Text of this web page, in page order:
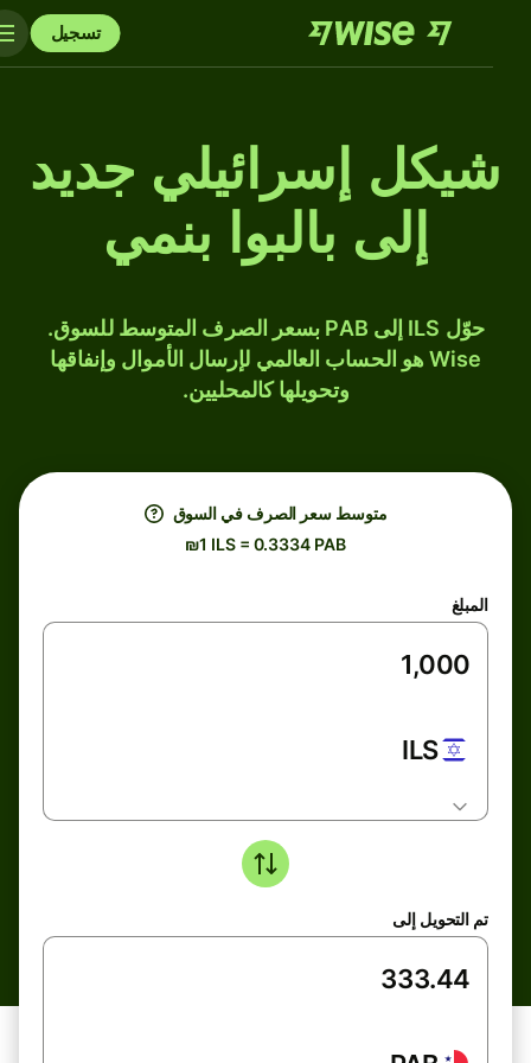
تسجيل
شيكل إسرائيلي جديد
إلى بالبوا بنمي
حوّل ILS إلى PAB بسعر الصرف المتوسط للسوق.
Wise هو الحساب العالمي لإرسال الأموال وإنفاقها
وتحويلها كالمحليين.
متوسط ​​سعر الصرف في السوق
₪1 ILS = 0.3334 PAB
المبلغ
ILS
تم التحويل إلى